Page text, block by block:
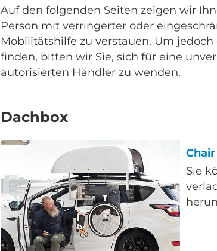
Auf den folgenden Seiten zeigen wir
Person mit verringerter oder
Mobilitätshilfe zu verstauen. Um
finden, bitten wir Sie, sich für eine
autorisierten Händler zu wenden.
Dachbox
Sie